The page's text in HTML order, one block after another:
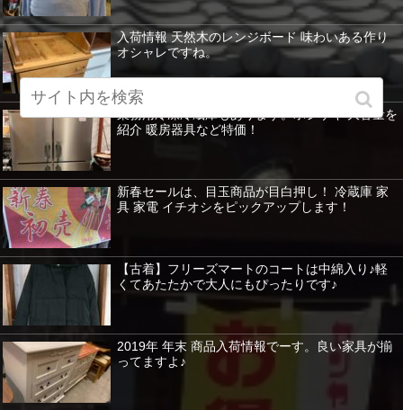
入荷情報 天然木のレンジボード 味わいある作り
オシャレですね。
業務用冷凍冷蔵庫もあります。ホシザキ 大容量を
紹介 暖房器具など特価！
新春セールは、目玉商品が目白押し！ 冷蔵庫 家
具 家電 イチオシをピックアップします！
【古着】フリーズマートのコートは中綿入り♪軽
くてあたたかで大人にもぴったりです♪
2019年 年末 商品入荷情報でーす。良い家具が揃
ってますよ♪